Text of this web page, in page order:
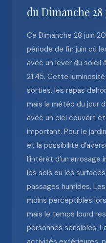
du Dimanche
Ce Dimanche 28 juin
période de fin juin où
avec un lever du soleil
21:45. Cette
sorties, les repas
mais la météo du jour
avec un ciel couvert
important. Pour le
et la possibilité
l’intérêt d’un
les sols ou les
passages humides.
moins perceptibles
mais le temps lourd
personnes sensibles.